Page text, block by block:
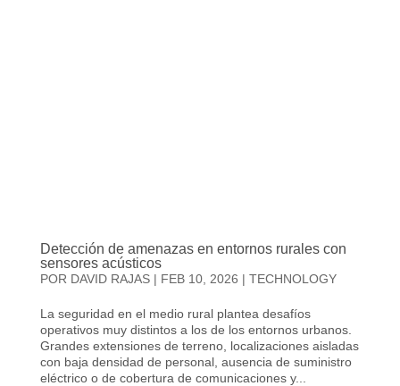
Detección de amenazas en entornos rurales con
sensores acústicos
POR DAVID RAJAS| FEB 10, 2026 | TECHNOLOGY
La seguridad en el medio rural plantea desafíos
operativos muy distintos a los de los entornos urbanos.
Grandes extensiones de terreno, localizaciones aisladas
con baja densidad de personal, ausencia de suministro
eléctrico o de cobertura de comunicaciones y...